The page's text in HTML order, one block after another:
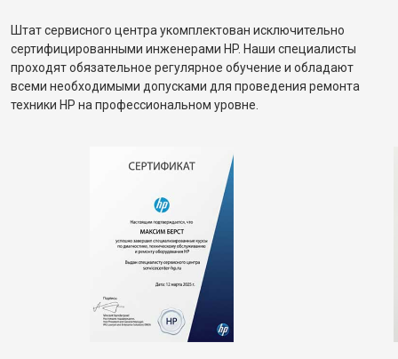
Штат сервисного центра укомплектован исключительно
сертифицированными инженерами HP. Наши специалисты
проходят обязательное регулярное обучение и обладают
всеми необходимыми допусками для проведения ремонта
техники HP на профессиональном уровне.